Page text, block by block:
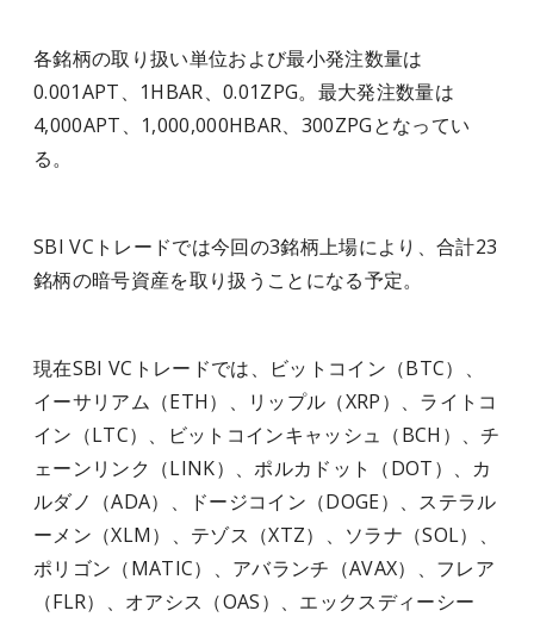
各銘柄の取り扱い単位および最小発注数量は
0.001APT、1HBAR、0.01ZPG。最大発注数量は
4,000APT、1,000,000HBAR、300ZPGとなってい
る。
SBI VCトレードでは今回の3銘柄上場により、合計23
銘柄の暗号資産を取り扱うことになる予定。
現在SBI VCトレードでは、ビットコイン（BTC）、
イーサリアム（ETH）、リップル（XRP）、ライトコ
イン（LTC）、ビットコインキャッシュ（BCH）、チ
ェーンリンク（LINK）、ポルカドット（DOT）、カ
ルダノ（ADA）、ドージコイン（DOGE）、ステラル
ーメン（XLM）、テゾス（XTZ）、ソラナ（SOL）、
ポリゴン（MATIC）、アバランチ（AVAX）、フレア
（FLR）、オアシス（OAS）、エックスディーシー